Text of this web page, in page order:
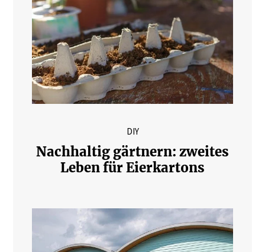
DIY
Nachhaltig gärtnern: zweites
Leben für Eierkartons